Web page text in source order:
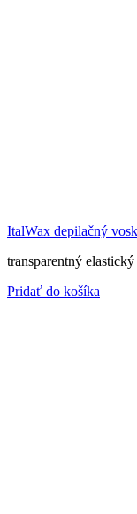
ItalWax depilačný
transparentný
Pridať do košíka